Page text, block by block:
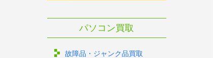
パソコン買取
故障品・ジャンク品買取